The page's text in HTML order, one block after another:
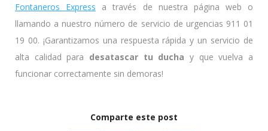
Fontaneros Express a través de nuestra página web o
llamando a nuestro número de servicio de urgencias 911 01
19 00. ¡Garantizamos una respuesta rápida y un servicio de
alta calidad para desatascar tu ducha y que vuelva a
funcionar correctamente sin demoras!
Comparte este post